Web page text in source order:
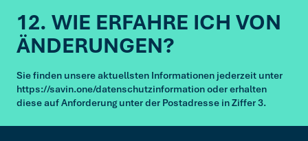
12. WIE ERFAHRE ICH VON
ÄNDERUNGEN?
Sie finden unsere aktuellsten Informationen jederzeit unter
https://savin.one/datenschutzinformation oder erhalten
diese auf Anforderung unter der Postadresse in Ziffer 3.